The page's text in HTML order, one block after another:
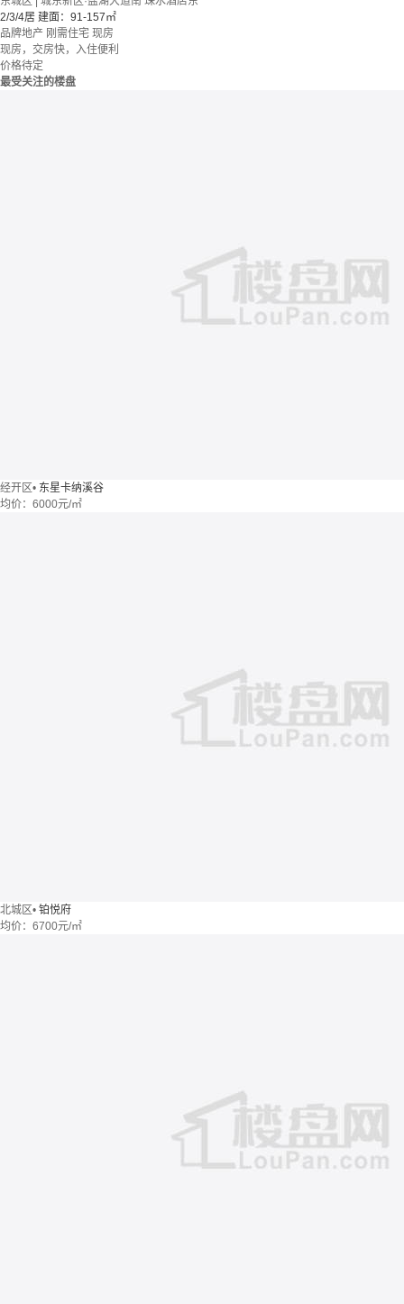
2/3/4居 建面：91-157㎡
品牌地产 刚需住宅 现房
现房，交房快，入住便利
价格待定
最受关注的楼盘
经开区• 东星卡纳溪谷
均价： 6000元/㎡
北城区• 铂悦府
均价： 6700元/㎡